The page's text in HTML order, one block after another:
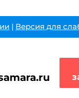
| Версия для